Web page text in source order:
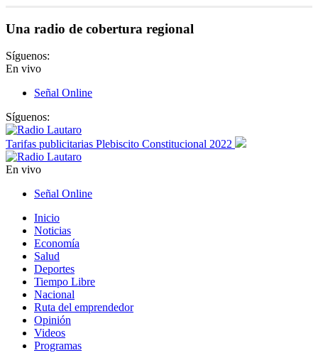
Una radio de cobertura regional
Síguenos:
En vivo
Señal Online
Síguenos:
Tarifas publicitarias Plebiscito Constitucional 2022
En vivo
Señal Online
Inicio
Noticias
Economía
Salud
Deportes
Tiempo Libre
Nacional
Ruta del emprendedor
Opinión
Videos
Programas